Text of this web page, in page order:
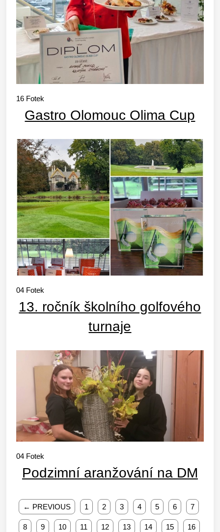
16 Fotek
Gastro Olomouc Olima Cup
04 Fotek
13. ročník školního golfového
turnaje
04 Fotek
Podzimní aranžování na DM
← PREVIOUS 1 2 3 4 5 6 7
8 9 10 11 12 13 14 15 16